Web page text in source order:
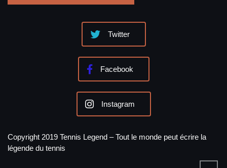
Twitter
Facebook
Instagram
Copyright 2019 Tennis Legend – Tout le monde peut écrire la
légende du tennis